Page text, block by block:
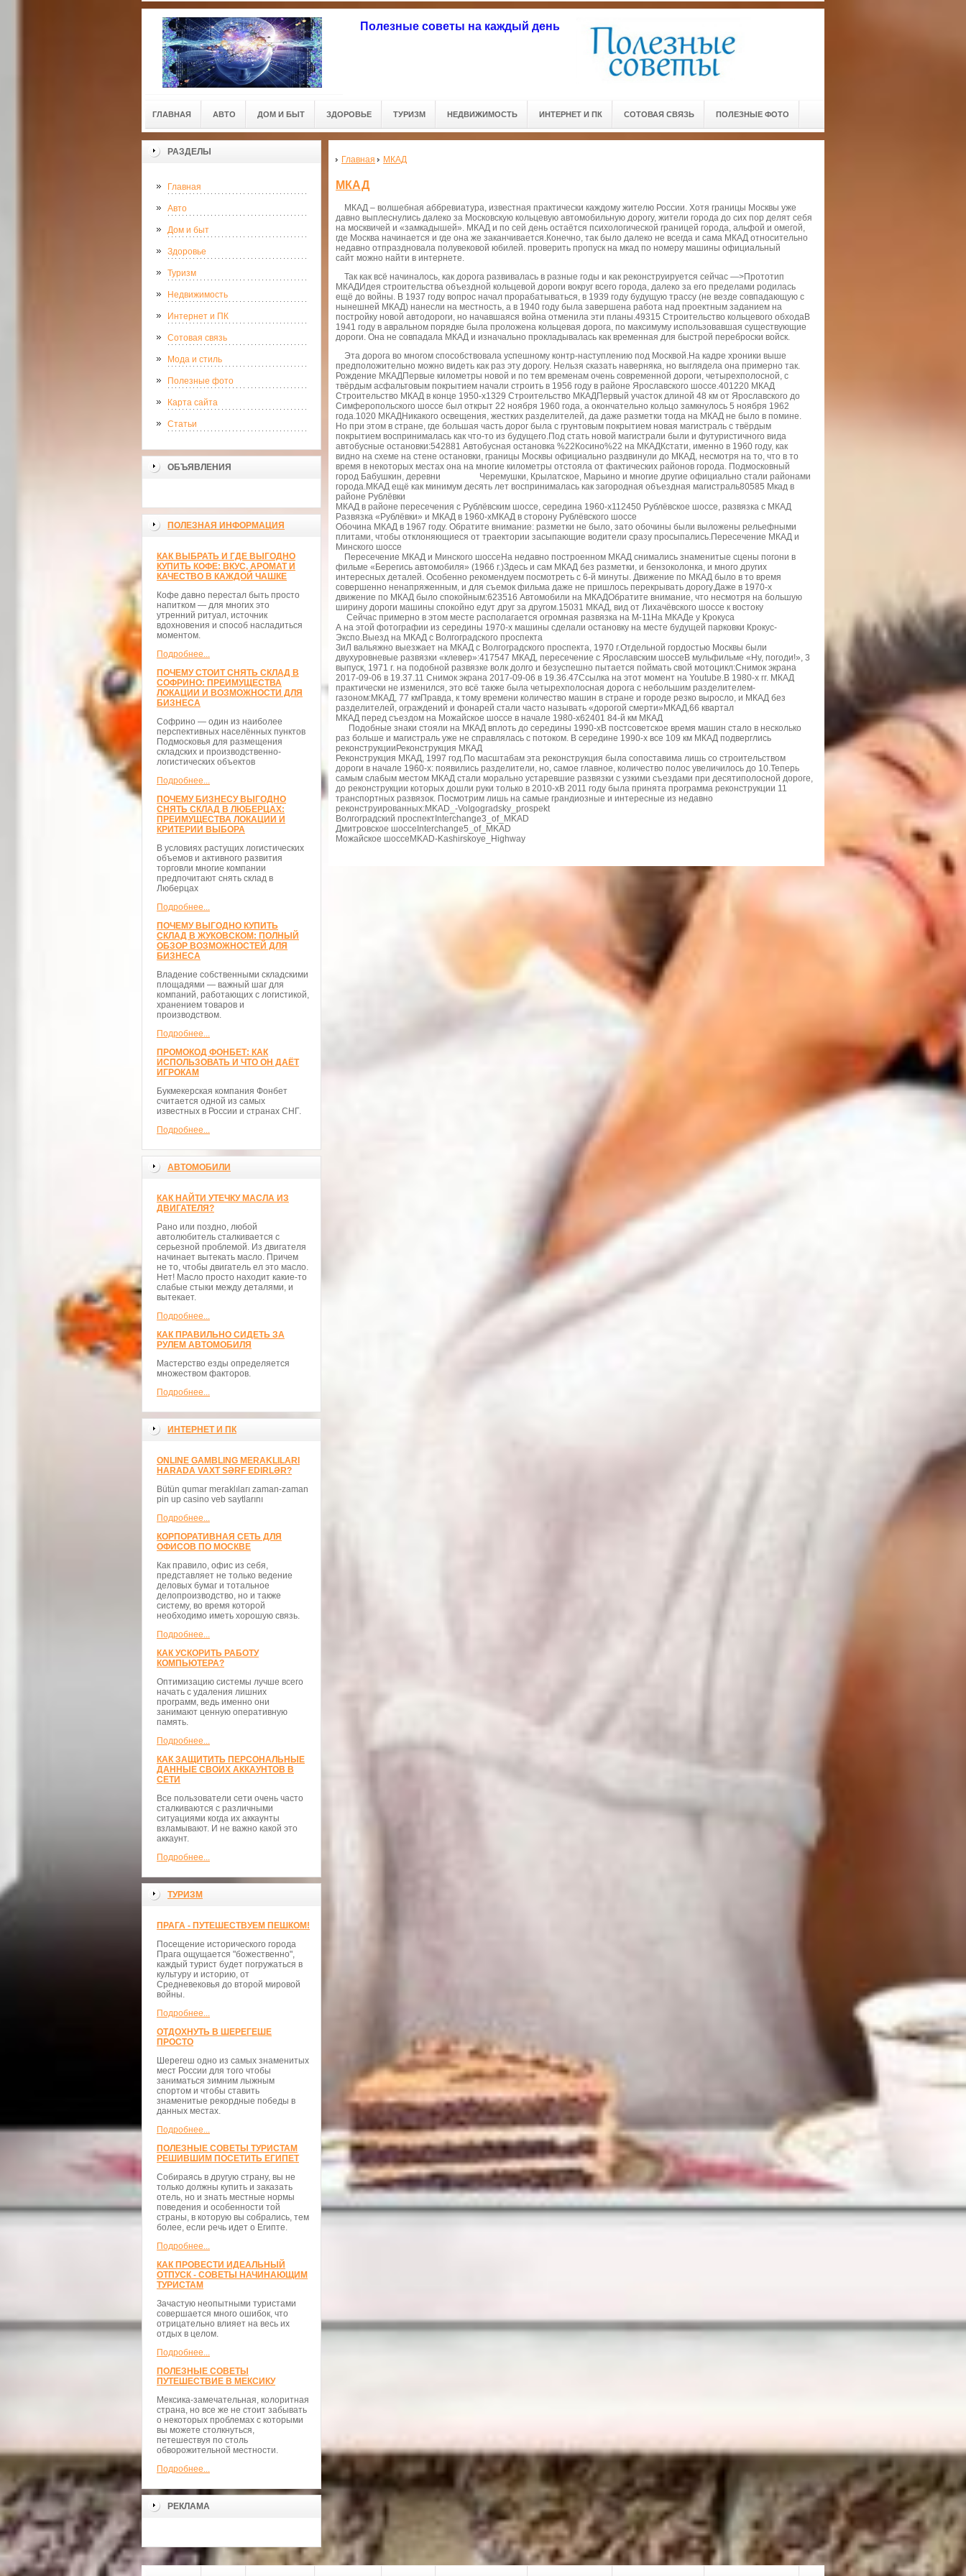
Полезные советы на каждый день
ГЛАВНАЯ АВТО ДОМ И БЫТ ЗДОРОВЬЕ ТУРИЗМ НЕДВИЖИМОСТЬ ИНТЕРНЕТ И ПК СОТОВАЯ СВЯЗЬ ПОЛЕЗНЫЕ ФОТО
РАЗДЕЛЫ
Главная
Авто
Дом и быт
Здоровье
Туризм
Недвижимость
Интернет и ПК
Сотовая связь
Мода и стиль
Полезные фото
Карта сайта
Статьи
ОБЪЯВЛЕНИЯ
ПОЛЕЗНАЯ ИНФОРМАЦИЯ
КАК ВЫБРАТЬ И ГДЕ ВЫГОДНО
КУПИТЬ КОФЕ: ВКУС, АРОМАТ И
КАЧЕСТВО В КАЖДОЙ ЧАШКЕ
Кофе давно перестал быть просто
напитком — для многих это
утренний ритуал, источник
вдохновения и способ насладиться
моментом.
Подробнее...
ПОЧЕМУ СТОИТ СНЯТЬ СКЛАД В
СОФРИНО: ПРЕИМУЩЕСТВА
ЛОКАЦИИ И ВОЗМОЖНОСТИ ДЛЯ
БИЗНЕСА
Софрино — один из наиболее
перспективных населённых пунктов
Подмосковья для размещения
складских и производственно-
логистических объектов
Подробнее...
ПОЧЕМУ БИЗНЕСУ ВЫГОДНО
СНЯТЬ СКЛАД В ЛЮБЕРЦАХ:
ПРЕИМУЩЕСТВА ЛОКАЦИИ И
КРИТЕРИИ ВЫБОРА
В условиях растущих логистических
объемов и активного развития
торговли многие компании
предпочитают снять склад в
Люберцах
Подробнее...
ПОЧЕМУ ВЫГОДНО КУПИТЬ
СКЛАД В ЖУКОВСКОМ: ПОЛНЫЙ
ОБЗОР ВОЗМОЖНОСТЕЙ ДЛЯ
БИЗНЕСА
Владение собственными складскими
площадями — важный шаг для
компаний, работающих с логистикой,
хранением товаров и
производством.
Подробнее...
ПРОМОКОД ФОНБЕТ: КАК
ИСПОЛЬЗОВАТЬ И ЧТО ОН ДАЁТ
ИГРОКАМ
Букмекерская компания Фонбет
считается одной из самых
известных в России и странах СНГ.
Подробнее...
АВТОМОБИЛИ
КАК НАЙТИ УТЕЧКУ МАСЛА ИЗ
ДВИГАТЕЛЯ?
Рано или поздно, любой
автолюбитель сталкивается с
серьезной проблемой. Из двигателя
начинает вытекать масло. Причем
не то, чтобы двигатель ел это масло.
Нет! Масло просто находит какие-то
слабые стыки между деталями, и
вытекает.
Подробнее...
КАК ПРАВИЛЬНО СИДЕТЬ ЗА
РУЛЕМ АВТОМОБИЛЯ
Мастерство езды определяется
множеством факторов.
Подробнее...
ИНТЕРНЕТ И ПК
ONLINE GAMBLING MERAKLILARI
HARADA VAXT SƏRF EDIRLƏR?
Bütün qumar meraklıları zaman-zaman
pin up casino veb saytlarını
Подробнее...
КОРПОРАТИВНАЯ СЕТЬ ДЛЯ
ОФИСОВ ПО МОСКВЕ
Как правило, офис из себя,
представляет не только ведение
деловых бумаг и тотальное
делопроизводство, но и также
систему, во время которой
необходимо иметь хорошую связь.
Подробнее...
КАК УСКОРИТЬ РАБОТУ
КОМПЬЮТЕРА?
Оптимизацию системы лучше всего
начать с удаления лишних
программ, ведь именно они
занимают ценную оперативную
память.
Подробнее...
КАК ЗАЩИТИТЬ ПЕРСОНАЛЬНЫЕ
ДАННЫЕ СВОИХ АККАУНТОВ В
СЕТИ
Все пользователи сети очень часто
сталкиваются с различными
ситуациями когда их аккаунты
взламывают. И не важно какой это
аккаунт.
Подробнее...
ТУРИЗМ
ПРАГА - ПУТЕШЕСТВУЕМ ПЕШКОМ!
Посещение исторического города
Прага ощущается "божественно",
каждый турист будет погружаться в
культуру и историю, от
Средневековья до второй мировой
войны.
Подробнее...
ОТДОХНУТЬ В ШЕРЕГЕШЕ
ПРОСТО
Шерегеш одно из самых знаменитых
мест России для того чтобы
заниматься зимним лыжным
спортом и чтобы ставить
знаменитые рекордные победы в
данных местах.
Подробнее...
ПОЛЕЗНЫЕ СОВЕТЫ ТУРИСТАМ
РЕШИВШИМ ПОСЕТИТЬ ЕГИПЕТ
Собираясь в другую страну, вы не
только должны купить и заказать
отель, но и знать местные нормы
поведения и особенности той
страны, в которую вы собрались, тем
более, если речь идет о Египте.
Подробнее...
КАК ПРОВЕСТИ ИДЕАЛЬНЫЙ
ОТПУСК - СОВЕТЫ НАЧИНАЮЩИМ
ТУРИСТАМ
Зачастую неопытными туристами
совершается много ошибок, что
отрицательно влияет на весь их
отдых в целом.
Подробнее...
ПОЛЕЗНЫЕ СОВЕТЫ
ПУТЕШЕСТВИЕ В МЕКСИКУ
Мексика-замечательная, колоритная
страна, но все же не стоит забывать
о некоторых проблемах с которыми
вы можете столкнуться,
петешествуя по столь
обворожительной местности.
Подробнее...
РЕКЛАМА
Главная МКАД
МКАД
МКАД – волшебная аббревиатура, известная практически каждому жителю России. Хотя границы Москвы уже
давно выплеснулись далеко за Московскую кольцевую автомобильную дорогу, жители города до сих пор делят себя
на москвичей и «замкадышей». МКАД и по сей день остаётся психологической границей города, альфой и омегой,
где Москва начинается и где она же заканчивается.Конечно, так было далеко не всегда и сама МКАД относительно
недавно отпраздновала полувековой юбилей. проверить пропуск на мкад по номеру машины официальный
сайт можно найти в интернете.
Так как всё начиналось, как дорога развивалась в разные годы и как реконструируется сейчас —>Прототип
МКАДИдея строительства объездной кольцевой дороги вокруг всего города, далеко за его пределами родилась
ещё до войны. В 1937 году вопрос начал прорабатываться, в 1939 году будущую трассу (не везде совпадающую с
нынешней МКАД) нанесли на местность, а в 1940 году была завершена работа над проектным заданием на
постройку новой автодороги, но начавшаяся война отменила эти планы.49315 Строительство кольцевого обходаВ
1941 году в авральном порядке была проложена кольцевая дорога, по максимуму использовавшая существующие
дороги. Она не совпадала МКАД и изначально прокладывалась как временная для быстрой переброски войск.
Эта дорога во многом способствовала успешному контр-наступлению под Москвой.На кадре хроники выше
предположительно можно видеть как раз эту дорогу. Нельзя сказать наверняка, но выглядела она примерно так.
Рождение МКАДПервые километры новой и по тем временам очень современной дороги, четырехполосной, с
твёрдым асфальтовым покрытием начали строить в 1956 году в районе Ярославского шоссе.401220 МКАД
Строительство МКАД в конце 1950-х1329 Строительство МКАДПервый участок длиной 48 км от Ярославского до
Симферопольского шоссе был открыт 22 ноября 1960 года, а окончательно кольцо замкнулось 5 ноября 1962
года.1020 МКАДНикакого освещения, жестких разделителей, да даже разметки тогда на МКАД не было в помине.
Но при этом в стране, где большая часть дорог была с грунтовым покрытием новая магистраль с твёрдым
покрытием воспринималась как что-то из будущего.Под стать новой магистрали были и футуристичного вида
автобусные остановки:542881 Автобусная остановка %22Косино%22 на МКАДКстати, именно в 1960 году, как
видно на схеме на стене остановки, границы Москвы официально раздвинули до МКАД, несмотря на то, что в то
время в некоторых местах она на многие километры отстояла от фактических районов города. Подмосковный
город Бабушкин, деревни Черемушки, Крылатское, Марьино и многие другие официально стали районами
города.МКАД ещё как минимум десять лет воспринималась как загородная объездная магистраль80585 Мкад в
районе Рублёвки
МКАД в районе пересечения с Рублёвским шоссе, середина 1960-х112450 Рублёвское шоссе, развязка с МКАД
Развязка «Рублёвки» и МКАД в 1960-хМКАД в сторону Рублёвского шоссе
Обочина МКАД в 1967 году. Обратите внимание: разметки не было, зато обочины были выложены рельефными
плитами, чтобы отклоняющиеся от траектории засыпающие водители сразу просыпались.Пересечение МКАД и
Минского шоссе
Пересечение МКАД и Минского шоссеНа недавно построенном МКАД снимались знаменитые сцены погони в
фильме «Берегись автомобиля» (1966 г.)Здесь и сам МКАД без разметки, и бензоколонка, и много других
интересных деталей. Особенно рекомендуем посмотреть с 6-й минуты. Движение по МКАД было в то время
совершенно ненапряженным, и для съемок фильма даже не пришлось перекрывать дорогу.Даже в 1970-х
движение по МКАД было спокойным:623516 Автомобили на МКАДОбратите внимание, что несмотря на большую
ширину дороги машины спокойно едут друг за другом.15031 МКАД, вид от Лихачёвского шоссе к востоку
Сейчас примерно в этом месте располагается огромная развязка на М-11На МКАДе у Крокуса
А на этой фотографии из середины 1970-х машины сделали остановку на месте будущей парковки Крокус-
Экспо.Выезд на МКАД с Волгоградского проспекта
ЗиЛ вальяжно выезжает на МКАД с Волгоградского проспекта, 1970 г.Отдельной гордостью Москвы были
двухуровневые развязки «клевер»:417547 МКАД, пересечение с Ярославским шоссеВ мульфильме «Ну, погоди!», 3
выпуск, 1971 г. на подобной развязке волк долго и безуспешно пытается поймать свой мотоцикл:Снимок экрана
2017-09-06 в 19.37.11 Снимок экрана 2017-09-06 в 19.36.47Ссылка на этот момент на Youtube.В 1980-х гг. МКАД
практически не изменился, это всё также была четырехполосная дорога с небольшим разделителем-
газоном:МКАД, 77 кмПравда, к тому времени количество машин в стране и городе резко выросло, и МКАД без
разделителей, ограждений и фонарей стали часто называть «дорогой смерти»МКАД,66 квартал
МКАД перед съездом на Можайское шоссе в начале 1980-х62401 84-й км МКАД
Подобные знаки стояли на МКАД вплоть до середины 1990-хВ постсоветское время машин стало в несколько
раз больше и магистраль уже не справлялась с потоком. В середине 1990-х все 109 км МКАД подверглись
реконструкцииРеконструкция МКАД
Реконструкция МКАД, 1997 год.По масштабам эта реконструкция была сопоставима лишь со строительством
дороги в начале 1960-х: появились разделители, но, самое главное, количество полос увеличилось до 10.Теперь
самым слабым местом МКАД стали морально устаревшие развязки с узкими съездами при десятиполосной дороге,
до реконструкции которых дошли руки только в 2010-хВ 2011 году была принята программа реконструкции 11
транспортных развязок. Посмотрим лишь на самые грандиозные и интересные из недавно
реконструированных:MKAD_-Volgogradsky_prospekt
Волгоградский проспектInterchange3_of_MKAD
Дмитровское шоссеInterchange5_of_MKAD
Можайское шоссеMKAD-Kashirskoye_Highway